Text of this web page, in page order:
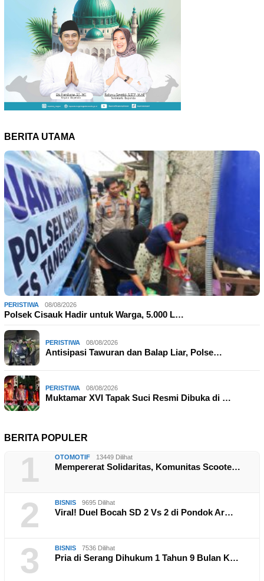
BERITA UTAMA
PERISTIWA 08/08/2026
Polsek Cisauk Hadir untuk Warga, 5.000 L…
PERISTIWA 08/08/2026
Antisipasi Tawuran dan Balap Liar, Polse…
PERISTIWA 08/08/2026
Muktamar XVI Tapak Suci Resmi Dibuka di …
BERITA POPULER
1 OTOMOTIF 13449 Dilihat
Mempererat Solidaritas, Komunitas Scoote…
2 BISNIS 9695 Dilihat
Viral! Duel Bocah SD 2 Vs 2 di Pondok Ar…
3 BISNIS 7536 Dilihat
Pria di Serang Dihukum 1 Tahun 9 Bulan K…